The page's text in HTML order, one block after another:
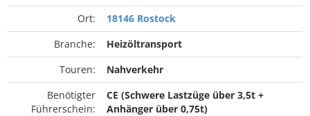
Ort:
18146 Rostock
Branche:
Heizöltransport
Touren:
Nahverkehr
Benötigter
Führerschein:
CE (Schwere Lastzüge über 3,5t +
Anhänger über 0,75t)